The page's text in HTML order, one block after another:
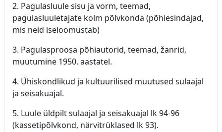
2. Pagulasluule sisu ja vorm, teemad,
pagulasluuletajate kolm põlvkonda (põhiesindajad,
mis neid iseloomustab)
3. Pagulasproosa põhiautorid, teemad, žanrid,
muutumine 1950. aastatel.
4. Ühiskondlikud ja kultuurilised muutused sulaajal
ja seisakuajal.
5. Luule üldpilt sulaajal ja seisakuajal lk 94-96
(kassetipõlvkond, närvitrüklased lk 93).